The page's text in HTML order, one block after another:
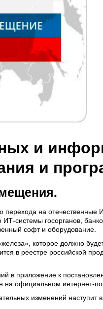
и
и
перехода на
системы госорганов,
софт и оборудование.
которое должно
в реестре российской
в приложение к
официальном интернет-
изменений наступит